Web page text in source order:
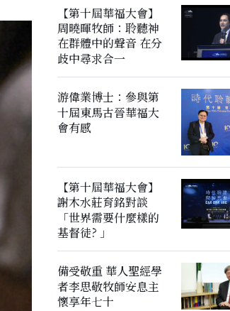
【第十屆華福大會】
周曉暉牧師：聆聽神
在群體中的聲音 在分
歧中尋求合一
游偉業博士：參與第
十屆東馬古晉華福大
會有感
【第十屆華福大會】
謝木水莊育銘對談
「世界需要什麼樣的
基督徒? 」
備受敬重 華人聖經學
者李思敬牧師安息主
懷享年七十